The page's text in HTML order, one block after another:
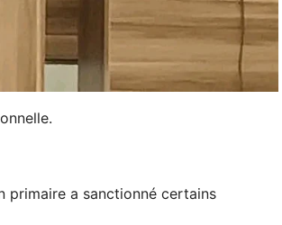
primaire a sanctionné certains